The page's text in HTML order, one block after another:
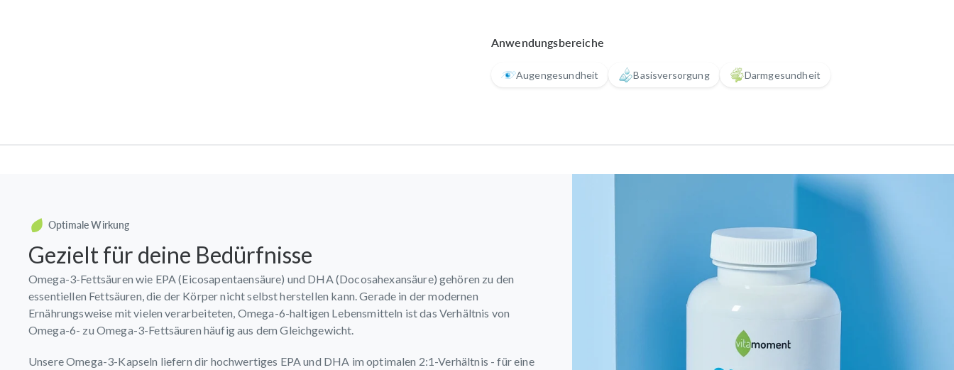
Anwendungsbereiche
Augengesundheit Basisversorgung Darmgesundheit
Optimale Wirkung
Gezielt für deine Bedürfnisse
Omega-3-Fettsäuren wie EPA (Eicosapentaensäure) und DHA (Docosahexansäure) gehören zu den
essentiellen Fettsäuren, die der Körper nicht selbst herstellen kann. Gerade in der modernen
Ernährungsweise mit vielen verarbeiteten, Omega-6-haltigen Lebensmitteln ist das Verhältnis von
Omega-6- zu Omega-3-Fettsäuren häufig aus dem Gleichgewicht.
Unsere Omega-3-Kapseln liefern dir hochwertiges EPA und DHA im optimalen 2:1-Verhältnis - für eine